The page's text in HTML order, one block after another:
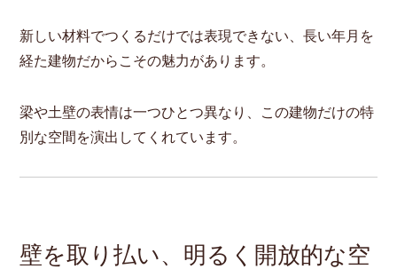
新しい材料でつくるだけでは表現できない、長い年月を
経た建物だからこその魅力があります。
梁や土壁の表情は一つひとつ異なり、この建物だけの特
別な空間を演出してくれています。
壁を取り払い、明るく開放的な空